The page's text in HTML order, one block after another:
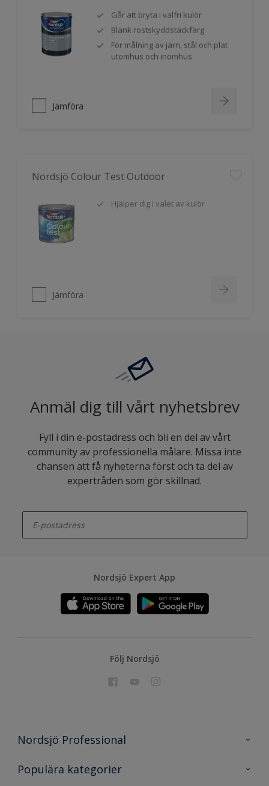
Går att bryta i valfri kulör
Blank rostskyddstäckfärg
För målning av järn, stål och plat
utomhus och inomhus
Jämföra
Anmäl dig till vårt nyhetsbrev
Fyll i din e-postadress och bli en del av vårt
community av professionella målare. Missa inte
chansen att få nyheterna först och ta del av
expertråden som gör skillnad.
Nordsjö Expert App
Följ Nordsjö
Nordsjö Professional
Kontakta oss
Populära kategorier